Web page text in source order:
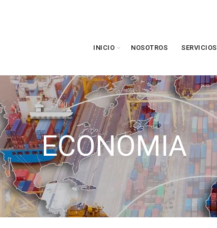
INICIO NOSOTROS SERVICIOS
ECONOMIA